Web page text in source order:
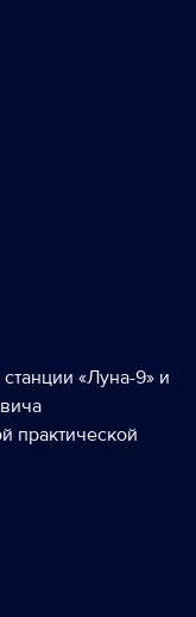
«Луна-9» и
практической